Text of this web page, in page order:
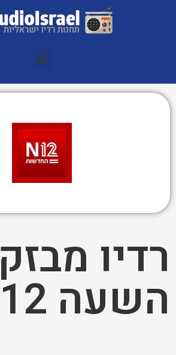
רדיו מבזק
השעה N12